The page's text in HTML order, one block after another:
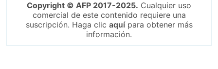
Copyright © AFP 2017-2025. Cualquier uso
comercial de este contenido requiere una
suscripción. Haga clic aquípara obtener más
información.